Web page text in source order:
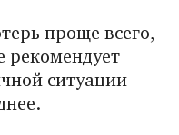
проще всего,
рекомендует
ситуации